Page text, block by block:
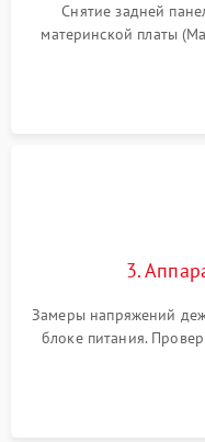
Снятие задней
материнской платы
Проверка
3.
Замеры напряжений
блоке питания.
помощью
светодиодных